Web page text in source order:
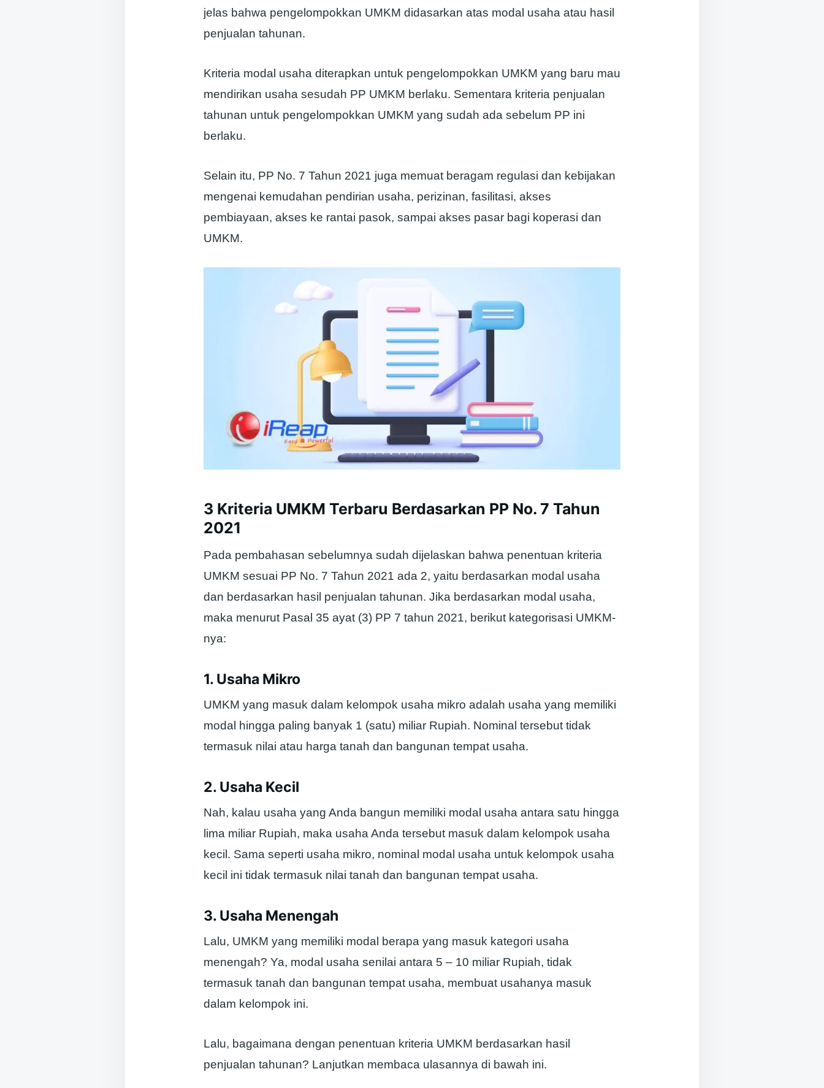
jelas bahwa pengelompokkan UMKM didasarkan atas modal usaha atau hasil
penjualan tahunan.
Kriteria modal usaha diterapkan untuk pengelompokkan UMKM yang baru mau
mendirikan usaha sesudah PP UMKM berlaku. Sementara kriteria penjualan
tahunan untuk pengelompokkan UMKM yang sudah ada sebelum PP ini
berlaku.
Selain itu, PP No. 7 Tahun 2021 juga memuat beragam regulasi dan kebijakan
mengenai kemudahan pendirian usaha, perizinan, fasilitasi, akses
pembiayaan, akses ke rantai pasok, sampai akses pasar bagi koperasi dan
UMKM.
3 Kriteria UMKM Terbaru Berdasarkan PP No. 7 Tahun
2021
Pada pembahasan sebelumnya sudah dijelaskan bahwa penentuan kriteria
UMKM sesuai PP No. 7 Tahun 2021 ada 2, yaitu berdasarkan modal usaha
dan berdasarkan hasil penjualan tahunan. Jika berdasarkan modal usaha,
maka menurut Pasal 35 ayat (3) PP 7 tahun 2021, berikut kategorisasi UMKM-
nya:
1. Usaha Mikro
UMKM yang masuk dalam kelompok usaha mikro adalah usaha yang memiliki
modal hingga paling banyak 1 (satu) miliar Rupiah. Nominal tersebut tidak
termasuk nilai atau harga tanah dan bangunan tempat usaha.
2. Usaha Kecil
Nah, kalau usaha yang Anda bangun memiliki modal usaha antara satu hingga
lima miliar Rupiah, maka usaha Anda tersebut masuk dalam kelompok usaha
kecil. Sama seperti usaha mikro, nominal modal usaha untuk kelompok usaha
kecil ini tidak termasuk nilai tanah dan bangunan tempat usaha.
3. Usaha Menengah
Lalu, UMKM yang memiliki modal berapa yang masuk kategori usaha
menengah? Ya, modal usaha senilai antara 5 – 10 miliar Rupiah, tidak
termasuk tanah dan bangunan tempat usaha, membuat usahanya masuk
dalam kelompok ini.
Lalu, bagaimana dengan penentuan kriteria UMKM berdasarkan hasil
penjualan tahunan? Lanjutkan membaca ulasannya di bawah ini.